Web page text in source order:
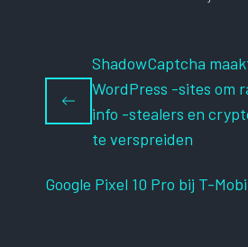
ShadowCaptcha
WordPress -sites om
info -stealers en
te verspreiden
Google Pixel 10 Pro bij T-